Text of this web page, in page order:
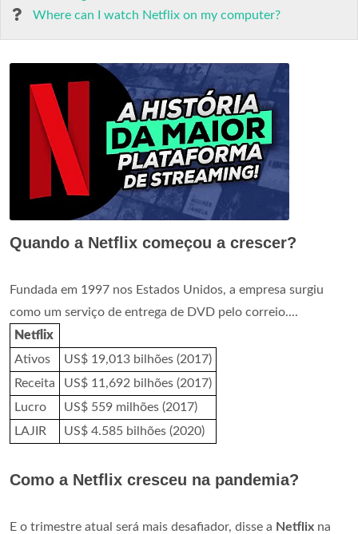
Where can I watch Netflix on my computer?
Quando a Netflix começou a crescer?
Fundada em 1997 nos Estados Unidos, a empresa surgiu
como um serviço de entrega de DVD pelo correio....
Netflix
Ativos
US$ 19,013 bilhões (2017)
Receita
US$ 11,692 bilhões (2017)
Lucro
US$ 559 milhões (2017)
LAJIR
US$ 4.585 bilhões (2020)
Como a Netflix cresceu na pandemia?
E o trimestre atual será mais desafiador, disse a Netflix na